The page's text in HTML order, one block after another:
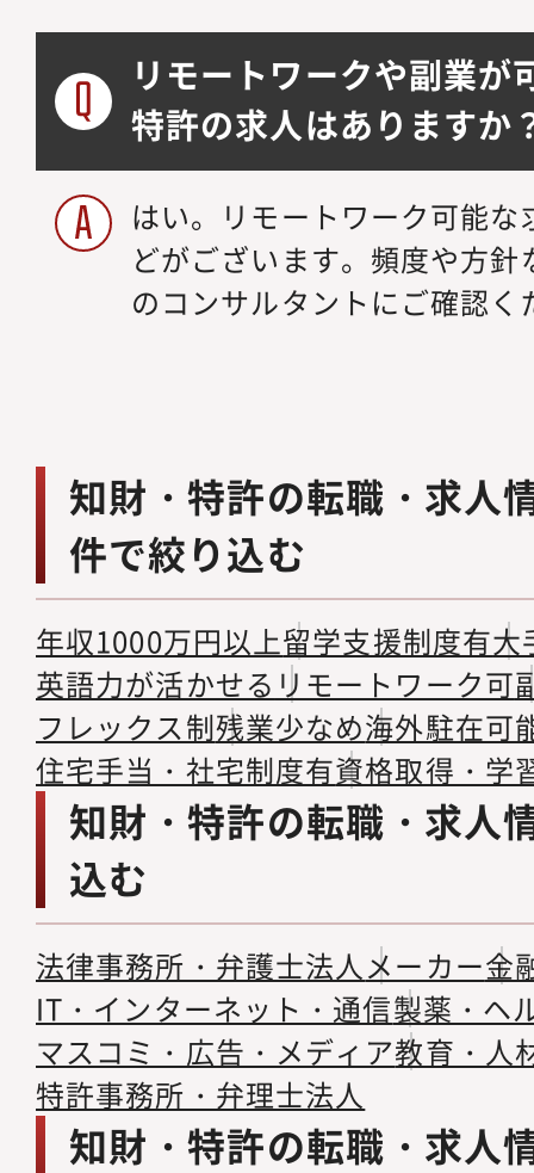
リモートワークや副業が
特許の求人はありますか
はい。リモートワーク可能
どがございます。頻度や方
のコンサルタントにご確認く
知財・特許の転職・求人
件で絞り込む
年収1000万円以上留学支援制度有大
英語力が活かせる リモートワーク可
フレックス制残業少なめ海外駐在可
住宅手当・社宅制度有資格取得・学
知財・特許の転職・求人
込む
法律事務所・弁護士法人メーカー金
IT・インターネット・通信製薬・ヘ
マスコミ・広告・メディア教育・人
特許事務所・弁理士法人
知財・特許の転職・求人